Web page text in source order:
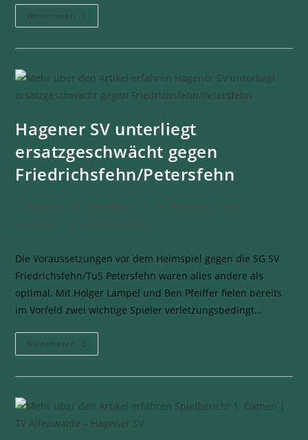
Weiterlesen
Hagener SV unterliegt
ersatzgeschwächt gegen
Friedrichsfehn/Petersfehn
Hagener SV - Handball
30. November 2025
Presse
0 Kommentare
Die Voraussetzungen vor dem Heimspiel gegen die SG SV
Friedrichsfehn/TuS Petersfehn waren alles andere als
optimal. Mit Holger Lampel und Ben Pfeiffer fielen bereits
im Vorfeld zwei wichtige Spieler verletzungsbedingt…
Weiterlesen